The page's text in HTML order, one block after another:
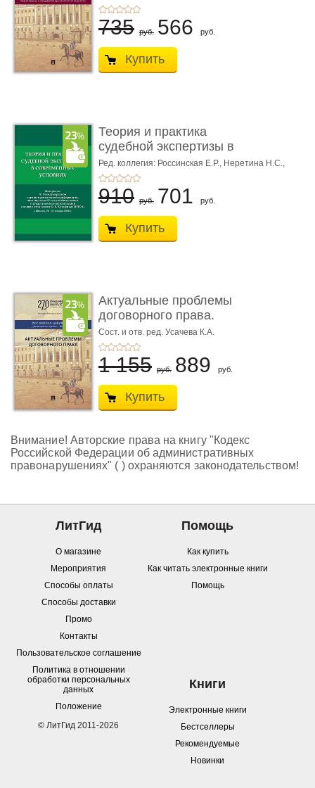
735 руб. 566 руб.
Купить
Теория и практика
судебной экспертизы в
совре� ...
Ред. коллегия: Россинская Е.Р., Неретина Н.С.,
Чернявская М.С.
910 руб. 701 руб.
Купить
Актуальные проблемы
договорного права.
Выпуск ...
Сост. и отв. ред. Усачева К.А.
1 155 руб. 889 руб.
Купить
Внимание! Авторские права на книгу "Кодекс
Российской Федерации об административных
правонарушениях" ( ) охраняются законодательством!
ЛитГид
О магазине
Мероприятия
Способы оплаты
Способы доставки
Промо
Контакты
Пользовательское соглашение
Политика в отношении
обработки персональных
данных
Положение
© ЛитГид 2011-2026
Помощь
Как купить
Как читать электронные книги
Помощь
Книги
Электронные книги
Бестселлеры
Рекомендуемые
Новинки